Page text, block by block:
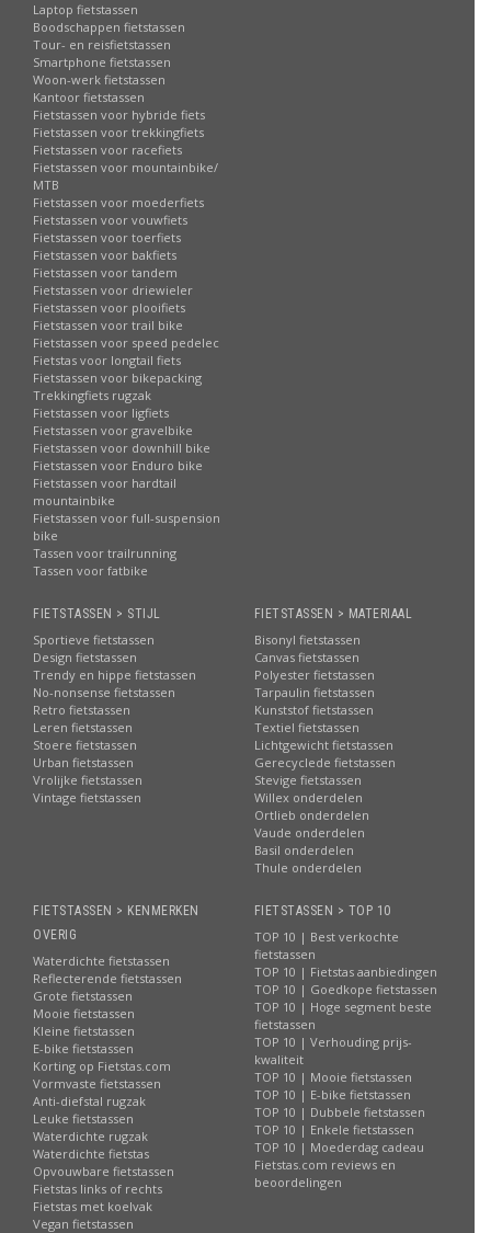
Laptop fietstassen
Boodschappen fietstassen
Tour- en reisfietstassen
Smartphone fietstassen
Woon-werk fietstassen
Kantoor fietstassen
Fietstassen voor hybride fiets
Fietstassen voor trekkingfiets
Fietstassen voor racefiets
Fietstassen voor mountainbike/
MTB
Fietstassen voor moederfiets
Fietstassen voor vouwfiets
Fietstassen voor toerfiets
Fietstassen voor bakfiets
Fietstassen voor tandem
Fietstassen voor driewieler
Fietstassen voor plooifiets
Fietstassen voor trail bike
Fietstassen voor speed pedelec
Fietstas voor longtail fiets
Fietstassen voor bikepacking
Trekkingfiets rugzak
Fietstassen voor ligfiets
Fietstassen voor gravelbike
Fietstassen voor downhill bike
Fietstassen voor Enduro bike
Fietstassen voor hardtail
mountainbike
Fietstassen voor full-suspension
bike
Tassen voor trailrunning
Tassen voor fatbike
FIETSTASSEN > STIJL
Sportieve fietstassen
Design fietstassen
Trendy en hippe fietstassen
No-nonsense fietstassen
Retro fietstassen
Leren fietstassen
Stoere fietstassen
Urban fietstassen
Vrolijke fietstassen
Vintage fietstassen
FIETSTASSEN > MATERIAAL
Bisonyl fietstassen
Canvas fietstassen
Polyester fietstassen
Tarpaulin fietstassen
Kunststof fietstassen
Textiel fietstassen
Lichtgewicht fietstassen
Gerecyclede fietstassen
Stevige fietstassen
Willex onderdelen
Ortlieb onderdelen
Vaude onderdelen
Basil onderdelen
Thule onderdelen
FIETSTASSEN > KENMERKEN
OVERIG
Waterdichte fietstassen
Reflecterende fietstassen
Grote fietstassen
Mooie fietstassen
Kleine fietstassen
E-bike fietstassen
Korting op Fietstas.com
Vormvaste fietstassen
Anti-diefstal rugzak
Leuke fietstassen
Waterdichte rugzak
Waterdichte fietstas
Opvouwbare fietstassen
Fietstas links of rechts
Fietstas met koelvak
Vegan fietstassen
FIETSTASSEN > TOP 10
TOP 10 | Best verkochte
fietstassen
TOP 10 | Fietstas aanbiedingen
TOP 10 | Goedkope fietstassen
TOP 10 | Hoge segment beste
fietstassen
TOP 10 | Verhouding prijs-
kwaliteit
TOP 10 | Mooie fietstassen
TOP 10 | E-bike fietstassen
TOP 10 | Dubbele fietstassen
TOP 10 | Enkele fietstassen
TOP 10 | Moederdag cadeau
Fietstas.com reviews en
beoordelingen